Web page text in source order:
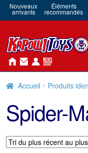
Nouveaux
arrivants
Éléments
recommandés
Accueil Produits
Spider-